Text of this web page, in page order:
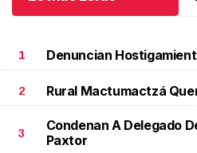
1 Denuncian
2 Rural Mactumactzá
3
Condenan A Delegado
Paxtor